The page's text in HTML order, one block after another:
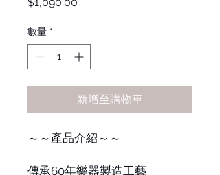
數量 *
新增至購物車
～～產品介紹～～
傳承60年樂器製造工藝